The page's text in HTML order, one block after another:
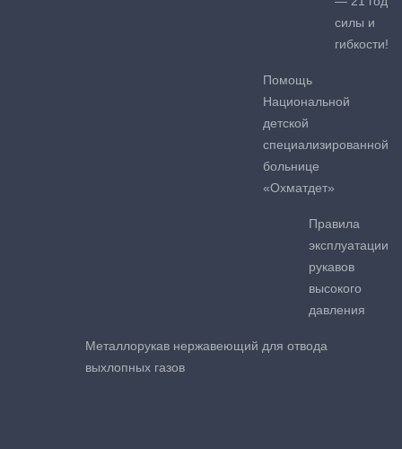
силы и
гибкости!
Помощь
Национальной
детской
специализированной
больнице
«Охматдет»
Правила
эксплуатации
рукавов
высокого
давления
Металлорукав нержавеющий для отвода
выхлопных газов